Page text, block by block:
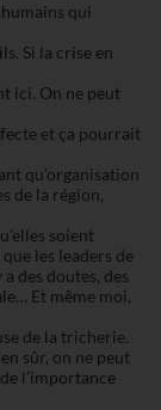
qui
Si la crise en
ici. On ne peut
et ça pourrait
qu’organisation
de la région,
soient
les leaders de
des doutes, des
Et même moi,
de la tricherie.
sûr, on ne peut
l’importance